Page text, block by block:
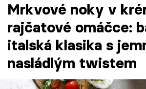
Témata
Mrkvové noky v
rajčatové omáčce:
italská klasika s
nasládlým twistem